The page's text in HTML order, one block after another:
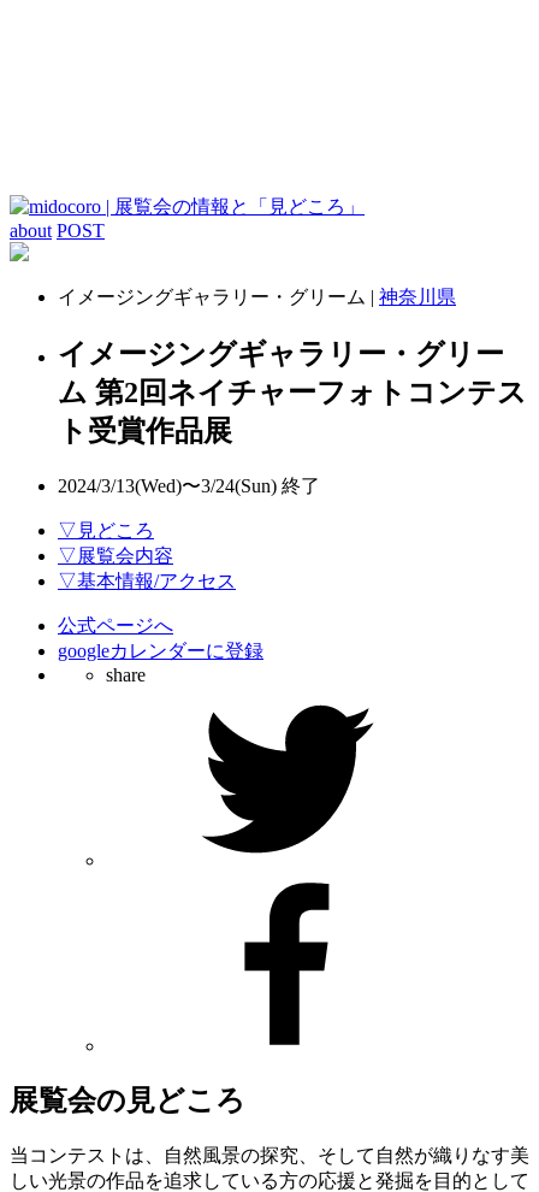
about POST
イメージングギャラリー・グリーム | 神奈川県
イメージングギャラリー・グリー
ム 第2回ネイチャーフォトコンテス
ト受賞作品展
2024/3/13(Wed)〜3/24(Sun) 終了
▽見どころ
▽展覧会内容
▽基本情報/アクセス
公式ページへ
googleカレンダーに登録
share
展覧会の見どころ
当コンテストは、自然風景の探究、そして自然が織りなす美
しい光景の作品を追求している方の応援と発掘を目的として